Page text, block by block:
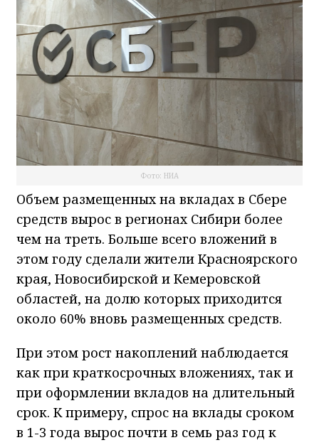
Фото: НИА
Объем размещенных на вкладах в Сбере
средств вырос в регионах Сибири более
чем на треть. Больше всего вложений в
этом году сделали жители Красноярского
края, Новосибирской и Кемеровской
областей, на долю которых приходится
около 60% вновь размещенных средств.
При этом рост накоплений наблюдается
как при краткосрочных вложениях, так и
при оформлении вкладов на длительный
срок. К примеру, спрос на вклады сроком
в 1-3 года вырос почти в семь раз год к